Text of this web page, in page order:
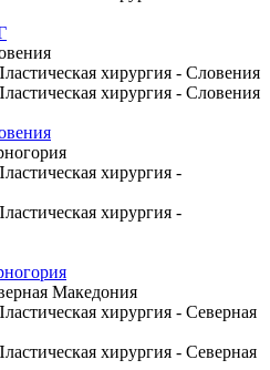
Македония